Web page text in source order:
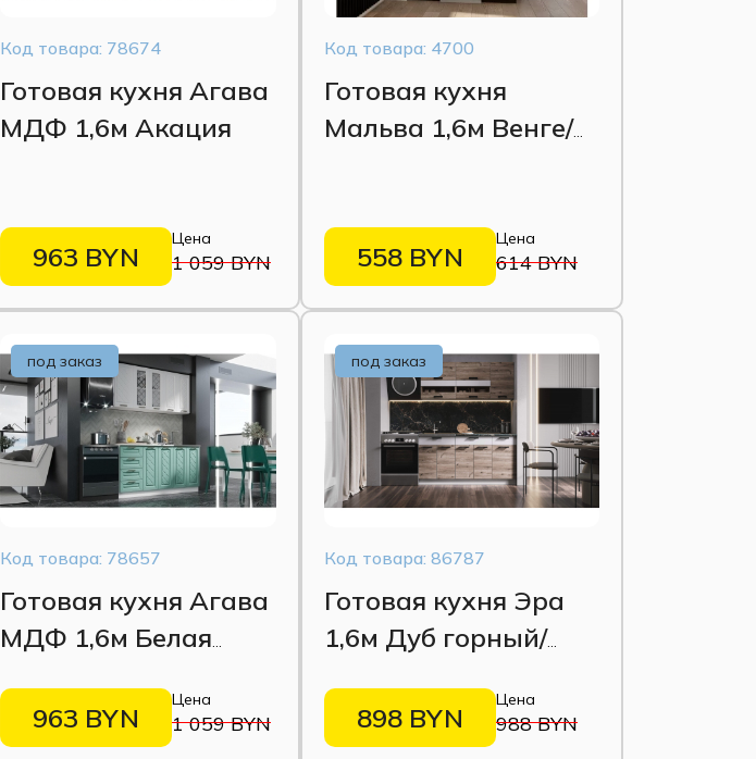
Код товара: 78674
Готовая кухня Агава
МДФ 1,6м Акация
Цена
1 059 BYN
963 BYN
Код товара: 4700
Готовая кухня
Мальва 1,6м Венге/
Цена
614 BYN
558 BYN
под заказ
Код товара: 78657
Готовая кухня Агава
МДФ 1,6м Белая
Цена
1 059 BYN
963 BYN
под заказ
Код товара: 86787
Готовая кухня Эра
1,6м Дуб горный/
Цена
988 BYN
898 BYN